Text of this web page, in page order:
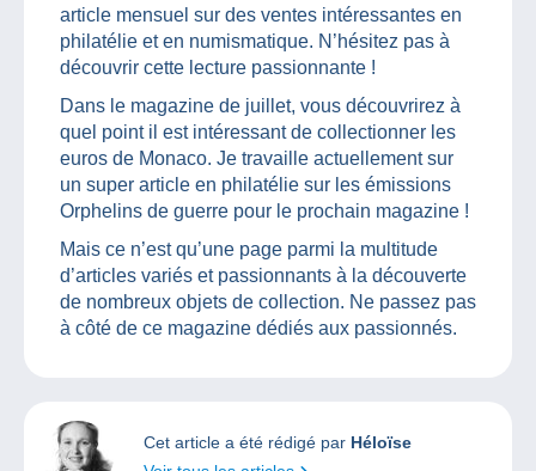
article mensuel sur des ventes intéressantes en
philatélie et en numismatique. N’hésitez pas à
découvrir cette lecture passionnante !
Dans le magazine de juillet, vous découvrirez à
quel point il est intéressant de collectionner les
euros de Monaco. Je travaille actuellement sur
un super article en philatélie sur les émissions
Orphelins de guerre pour le prochain magazine !
Mais ce n’est qu’une page parmi la multitude
d’articles variés et passionnants à la découverte
de nombreux objets de collection. Ne passez pas
à côté de ce magazine dédiés aux passionnés.
Cet article a été rédigé par Héloïse